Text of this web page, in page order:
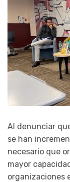
Al denunciar
se han
necesario que
mayor
organizaciones